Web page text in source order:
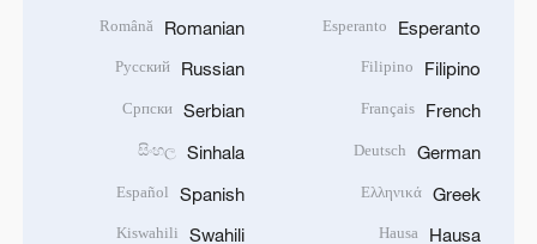
Esperanto
Esperanto
Filipino
Filipino
French
Français
German
Deutsch
Greek
Ελληνικά
Hausa
Hausa
Romanian
Română
Russian
Русский
Serbian
Српски
Sinhala
සිංහල
Spanish
Español
Swahili
Kiswahili